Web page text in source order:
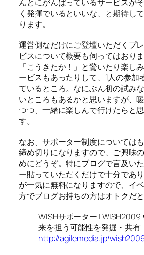
んとにがんばっているサービスが
く発揮でいるといいな、と期待し
ります。
運営側なだけにご登壇いただくプ
ビスについて概要も伺ってはおり
「こうきたか！」と驚いたり楽し
ービスもあったりして、1人の参加
ているところ。なにぶん初の試み
いところもあるかと思いますが、
つつ、一緒に楽しんで行けたらと
す。
なお、サポーター制度については
締め切りになりますので、ご興味
めにどうぞ。特にブログで言及い
ー貼っていただくだけで十分であ
が一気に無料になりますので、イ
方でブログお持ちの方はオトクだと
WISHサポーター | WISH2009
来を担う可能性を発掘・共有
http://agilemedia.jp/